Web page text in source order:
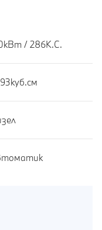
/ 286К.С.